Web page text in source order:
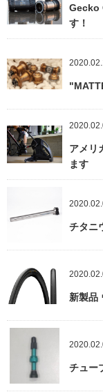
Gecko
す！
アメリ
ます
チタニ
新製品
チュー